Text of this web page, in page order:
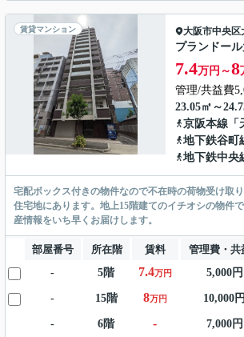
賃貸マンション 大阪市中央区
プランドー
7.4万円～8
管理/共益費
23.05㎡～
京阪本線 「
地下鉄谷町
地下鉄中央
宅配ボックス付きの物件なので不在時の荷物受け取
住宅地にあります。地上15階建てのイチオシの物件
産情報をいち早くお届けします。
部屋番号 所在階 賃料 管理費・共
-
5階 7.4万円 5,000円
- 15階 8万円 10,000円
- 6階 - 7,000円